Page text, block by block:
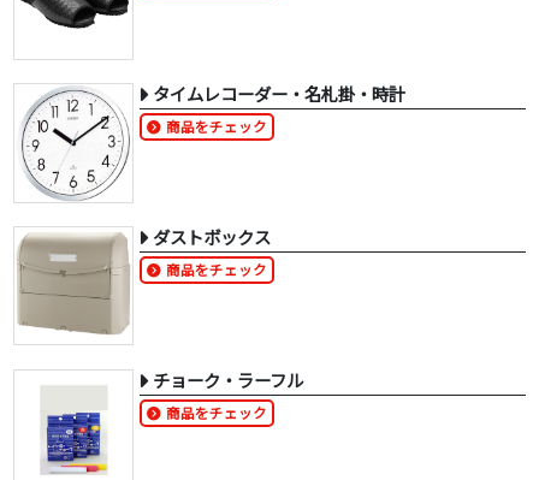
タイムレコーダー・名札掛・時計
商品をチェック
ダストボックス
商品をチェック
チョーク・ラーフル
商品をチェック